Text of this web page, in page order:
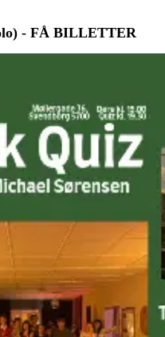
- FÅ BILLETTER